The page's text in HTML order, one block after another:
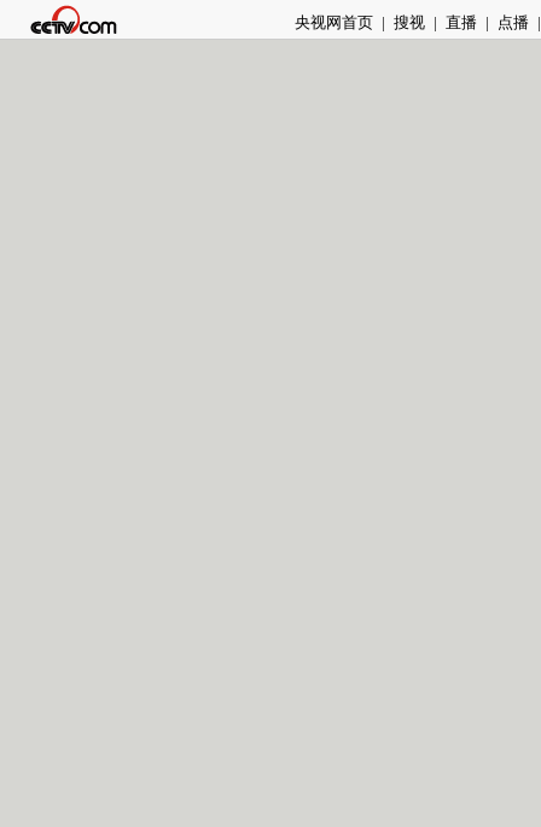
央视网首页 | 搜视 | 直播 | 点播 |